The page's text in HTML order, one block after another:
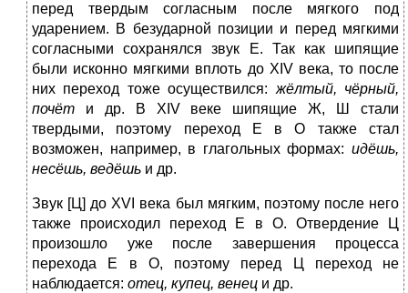
перед твердым согласным после мягкого под
ударением. В безударной позиции и перед мягкими
согласными сохранялся звук Е. Так как шипящие
были исконно мягкими вплоть до XIV века, то после
них переход тоже осуществился: жёлтый, чёрный,
почёт и др. В XIV веке шипящие Ж, Ш стали
твердыми, поэтому переход Е в О также стал
возможен, например, в глагольных формах: идёшь,
несёшь, ведёшь и др.
Звук [Ц] до XVI века был мягким, поэтому после него
также происходил переход Е в О. Отвердение Ц
произошло уже после завершения процесса
перехода Е в О, поэтому перед Ц переход не
наблюдается: отец, купец, венец и др.